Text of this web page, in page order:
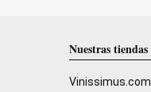
Nuestras tiendas
Vinissimus.com